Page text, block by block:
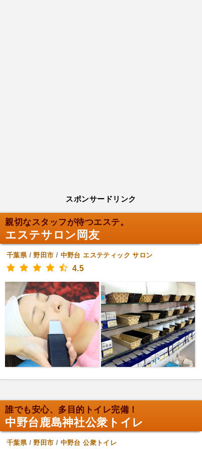
スポンサードリンク
親切なスタッフが待つエステ。
エステサロン岡友
千葉県/野田市 / 中野台 エステティック サロン
4.5
誰でも安心、多目的トイレ完備！
中野台鹿島神社公衆トイレ
千葉県/野田市 / 中野台 公衆トイレ